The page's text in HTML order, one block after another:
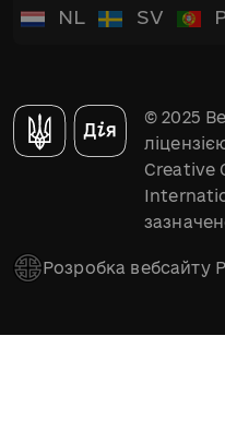
NL SV
© 2025
Creative
Розробка вебсайту